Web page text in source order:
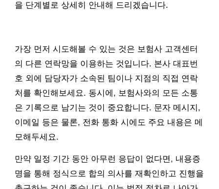
을 단계별로 상세히 안내해 드리겠습니다.
가장 먼저 시도해볼 수 있는 것은 보험사 고객센터
의 다른 연락망을 이용하는 것입니다. 본사 대표번
호 외에 담당자가 소속된 팀이나 지점의 직접 연락
처를 확인해보세요. 동시에, 보험사와의 모든 소통
은 기록으로 남기는 것이 중요합니다. 문자 메시지,
이메일 등은 물론, 전화 통화 시에도 주요 내용은 메
모해두세요.
만약 일정 기간 동안 아무런 응답이 없다면, 내용증
명을 통해 정식으로 합의 의사를 재확인하고 진행을